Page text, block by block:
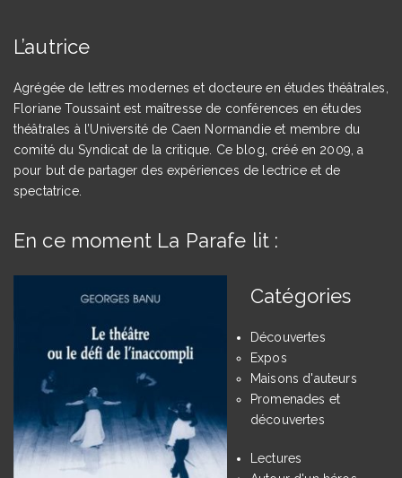
L’autrice
Agrégée de lettres modernes et docteure en études théâtrales,
Floriane Toussaint est maîtresse de conférences en études
théâtrales à l’Université de Caen Normandie et membre du
comité du Syndicat de la critique. Ce blog, créé en 2009, a
pour but de partager des expériences de lectrice et de
spectatrice.
En ce moment La Parafe lit :
Catégories
Découvertes
Expos
Maisons d'auteurs
Promenades et
découvertes
Lectures